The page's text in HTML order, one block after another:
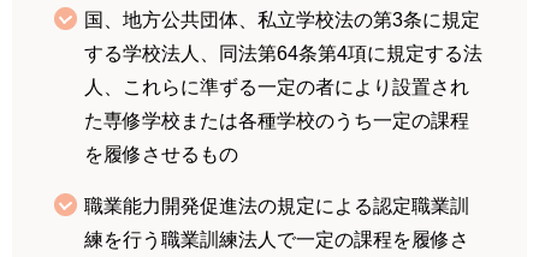
国、地方公共団体、私立学校法の第3条に規定
する学校法人、同法第64条第4項に規定する法
人、これらに準ずる一定の者により設置され
た専修学校または各種学校のうち一定の課程
を履修させるもの
職業能力開発促進法の規定による認定職業訓
練を行う職業訓練法人で一定の課程を履修さ